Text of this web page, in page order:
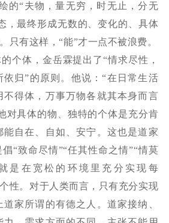
的“夫物，量无穷，时无止，分无
，最终形成无数的、变化的、具体
只有这样，“能”才一点不被浪费。
个体，金岳霖提出了“情求尽性，
依归”的原则。他说：“在日常生活
不得体，万事万物各就其本身而言
对具体的物、独特的个体是充分肯
能自在、自如、安宁。这也是道家
“致命尽情”“任其性命之情”“情莫
是在宽松的环境里充分实现每
性。对于人类而言，只有充分实现
家所谓的有德之人。道家接纳、